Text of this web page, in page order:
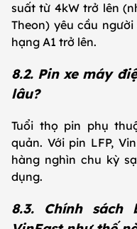
suất từ 4kW trở lên
Theon) yêu cầu
hạng A1 trở lên.
8.2. Pin xe máy
lâu?
Tuổi thọ pin phụ
quản. Với pin LFP,
hàng nghìn chu kỳ
dụng.
8.3. Chính